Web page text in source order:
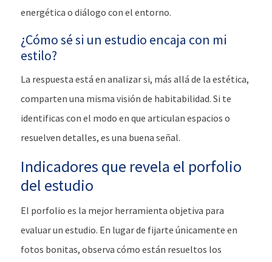
energética o diálogo con el entorno.
¿Cómo sé si un estudio encaja con mi
estilo?
La respuesta está en analizar si, más allá de la estética,
comparten una misma visión de habitabilidad. Si te
identificas con el modo en que articulan espacios o
resuelven detalles, es una buena señal.
Indicadores que revela el porfolio
del estudio
El porfolio es la mejor herramienta objetiva para
evaluar un estudio. En lugar de fijarte únicamente en
fotos bonitas, observa cómo están resueltos los